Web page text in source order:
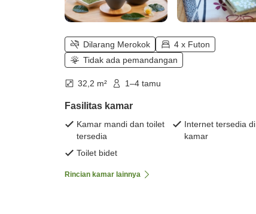
Dilarang Merokok
4 x Futon
Tidak ada pemandangan
32,2 m² 1–4 tamu
Fasilitas kamar
Kamar mandi dan toilet
tersedia
Internet tersedia di
kamar
Toilet bidet
Rincian kamar lainnya